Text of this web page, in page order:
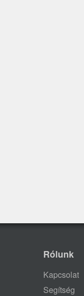
Rólunk
Kapcsolat
Segítség